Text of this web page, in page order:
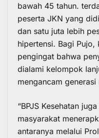
bawah 45 tahun.
peserta JKN yang
dan satu juta lebih
hipertensi. Bagi
pengingat bahwa
dialami kelompok
mengancam
“BPJS Kesehatan
masyarakat
antaranya melalui